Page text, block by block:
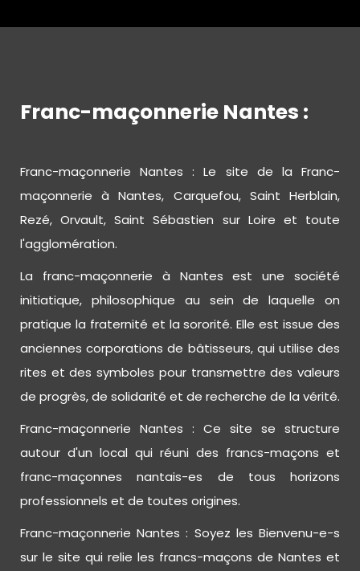
Franc-maçonnerie Nantes :
Franc-maçonnerie Nantes : Le site de la Franc-
maçonnerie à Nantes, Carquefou, Saint Herblain,
Rezé, Orvault, Saint Sébastien sur Loire et toute
l'agglomération.
La franc-maçonnerie à Nantes est une société
initiatique, philosophique au sein de laquelle on
pratique la fraternité et la sororité. Elle est issue des
anciennes corporations de bâtisseurs, qui utilise des
rites et des symboles pour transmettre des valeurs
de progrès, de solidarité et de recherche de la vérité.
Franc-maçonnerie Nantes : Ce site se structure
autour d'un local qui réuni des francs-maçons et
franc-maçonnes nantais-es de tous horizons
professionnels et de toutes origines.
Franc-maçonnerie Nantes : Soyez les Bienvenu-e-s
sur le site qui relie les francs-maçons de Nantes et